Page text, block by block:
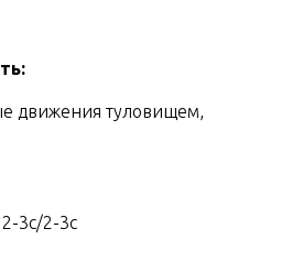
движения туловищем,
3с/2-3с